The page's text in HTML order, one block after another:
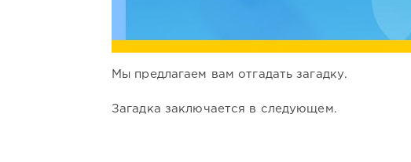
Мы предлагаем вам отгадать загадку.
Загадка заключается в следующем.